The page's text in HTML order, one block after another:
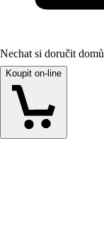
Nechat si doručit domů
Koupit on-line